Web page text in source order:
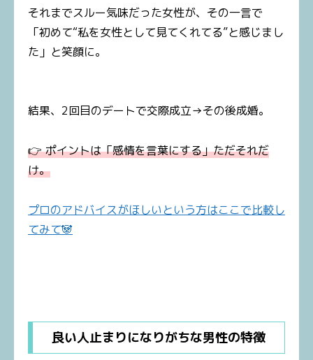
それまでスルー気味だった女性が、その一言で
「初めて“私を女性として見てくれてる”と感じまし
た」と笑顔に。
結果、2回目のデートで交際成立→その後成婚。
👉 ポイントは「感情を言葉にする」ただそれだ
け。
プロのアドバイスがほしいという方はここで比較し
てみて🐼
良い人止まりになりがちな男性の特徴